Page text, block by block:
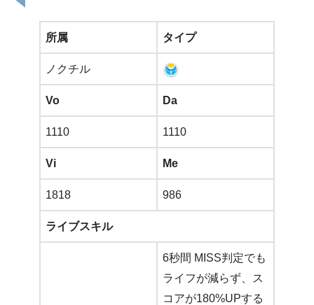
所属 タイプ
ノクチル
Vo Da
1110 1110
Vi Me
1818 986
ライブスキル
6秒間 MISS判定でも
ライフが減らず、ス
コアが180%UPする